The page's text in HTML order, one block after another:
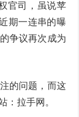
官司，虽说苹
期一连串的曝
争议再次成为
的问题，而这
：拉手网。